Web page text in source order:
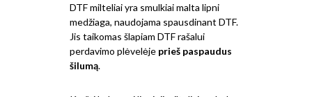
DTF milteliai yra smulkiai malta lipni
medžiaga, naudojama spausdinant DTF.
Jis taikomas šlapiam DTF rašalui
perdavimo plėvelėje prieš paspaudus
šilumą.